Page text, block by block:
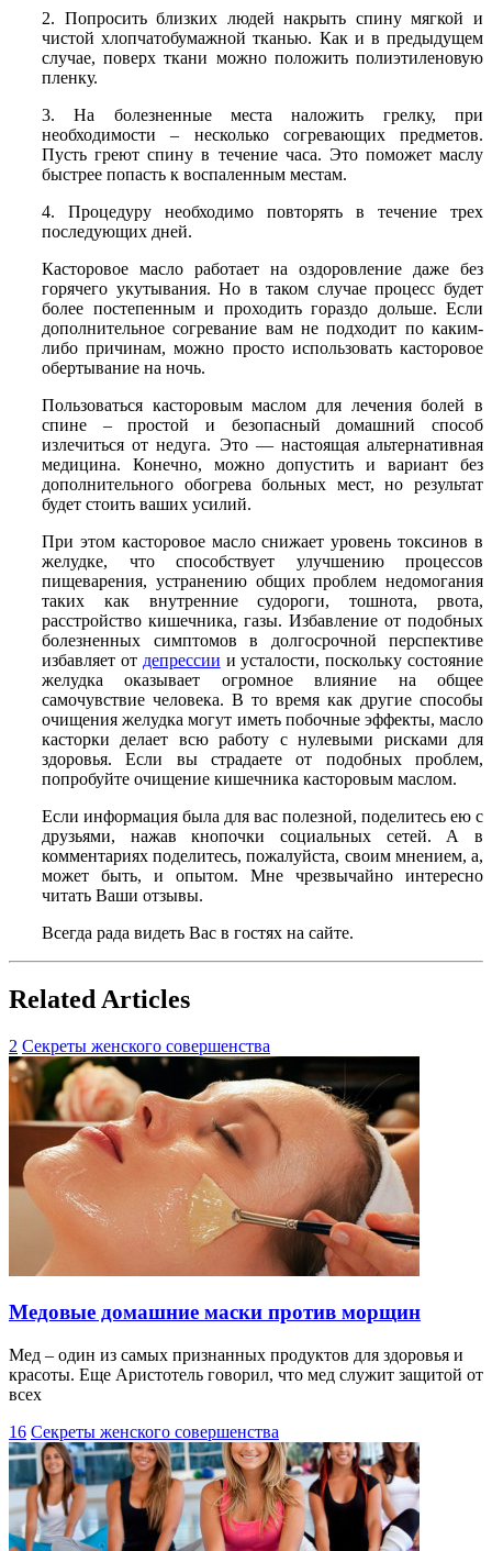
2. Попросить близких людей накрыть спину мягкой и
чистой хлопчатобумажной тканью. Как и в предыдущем
случае, поверх ткани можно положить полиэтиленовую
пленку.
3. На болезненные места наложить грелку, при
необходимости – несколько согревающих предметов.
Пусть греют спину в течение часа. Это поможет маслу
быстрее попасть к воспаленным местам.
4. Процедуру необходимо повторять в течение трех
последующих дней.
Касторовое масло работает на оздоровление даже без
горячего укутывания. Но в таком случае процесс будет
более постепенным и проходить гораздо дольше. Если
дополнительное согревание вам не подходит по каким-
либо причинам, можно просто использовать касторовое
обертывание на ночь.
Пользоваться касторовым маслом для лечения болей в
спине – простой и безопасный домашний способ
излечиться от недуга. Это — настоящая альтернативная
медицина. Конечно, можно допустить и вариант без
дополнительного обогрева больных мест, но результат
будет стоить ваших усилий.
При этом касторовое масло снижает уровень токсинов в
желудке, что способствует улучшению процессов
пищеварения, устранению общих проблем недомогания
таких как внутренние судороги, тошнота, рвота,
расстройство кишечника, газы. Избавление от подобных
болезненных симптомов в долгосрочной перспективе
избавляет от депрессии и усталости, поскольку состояние
желудка оказывает огромное влияние на общее
самочувствие человека. В то время как другие способы
очищения желудка могут иметь побочные эффекты, масло
касторки делает всю работу с нулевыми рисками для
здоровья. Если вы страдаете от подобных проблем,
попробуйте очищение кишечника касторовым маслом.
Если информация была для вас полезной, поделитесь ею с
друзьями, нажав кнопочки социальных сетей. А в
комментариях поделитесь, пожалуйста, своим мнением, а,
может быть, и опытом. Мне чрезвычайно интересно
читать Ваши отзывы.
Всегда рада видеть Вас в гостях на сайте.
Related Articles
2 Секреты женского совершенства
Медовые домашние маски против морщин
Мед – один из самых признанных продуктов для здоровья и
красоты. Еще Аристотель говорил, что мед служит защитой от
всех
16 Секреты женского совершенства